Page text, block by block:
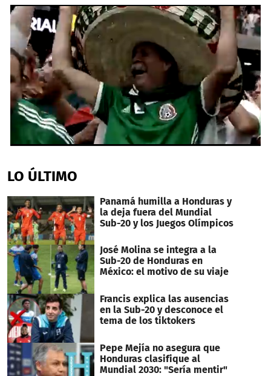
of
58
LO ÚLTIMO
Panamá humilla a Honduras y
la deja fuera del Mundial
Sub-20 y los Juegos Olímpicos
José Molina se integra a la
Sub-20 de Honduras en
México: el motivo de su viaje
Francis explica las ausencias
en la Sub-20 y desconoce el
tema de los tiktokers
Pepe Mejía no asegura que
Honduras clasifique al
Mundial 2030: "Sería mentir"